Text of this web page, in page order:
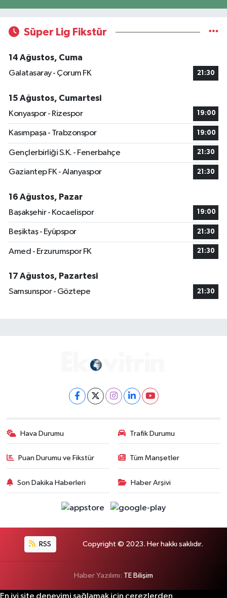
Süper Lig Fikstür
14 Ağustos, Cuma
Galatasaray - Çorum FK
21:30
15 Ağustos, Cumartesi
Konyaspor - Rizespor
19:00
Kasımpaşa - Trabzonspor 19:00
Gençlerbirliği S.K. - Fenerbahçe 21:30
Gaziantep FK - Alanyaspor 21:30
16 Ağustos, Pazar
Başakşehir - Kocaelispor
19:00
Beşiktaş - Eyüpspor 21:30
Amed - Erzurumspor FK 21:30
17 Ağustos, Pazartesi
Samsunspor - Göztepe
21:30
Hava Durumu Trafik Durumu
Puan Durumu ve Fikstür Tüm Manşetler
Son Dakika Haberleri Haber Arşivi
RSS Copyright © 2023. Her hakkı saklıdır.
Haber Yazılımı: TE Bilişim
En iyi site deneyimi sağlamak için çerezlerden